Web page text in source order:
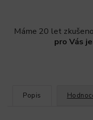
Máme 20 let
pro Vás
Popis